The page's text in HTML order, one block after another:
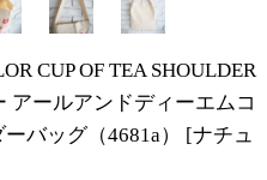
CUP OF TEA SHOULDER
アールアンドディーエムコ
バッグ（4681a）
[ナチュ